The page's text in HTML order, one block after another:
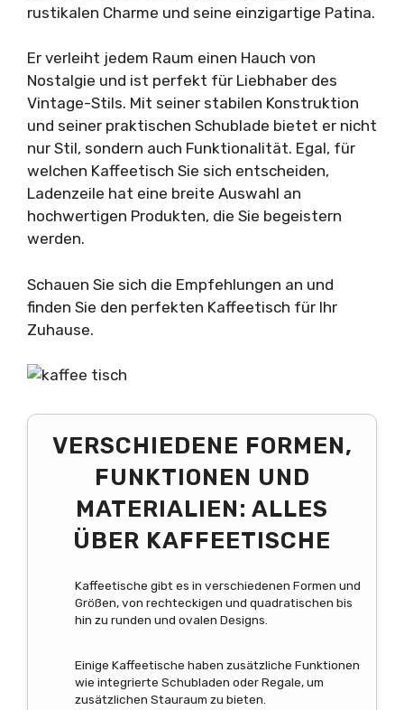
rustikalen Charme und seine einzigartige Patina.
Er verleiht jedem Raum einen Hauch von
Nostalgie und ist perfekt für Liebhaber des
Vintage-Stils. Mit seiner stabilen Konstruktion
und seiner praktischen Schublade bietet er nicht
nur Stil, sondern auch Funktionalität. Egal, für
welchen Kaffeetisch Sie sich entscheiden,
Ladenzeile hat eine breite Auswahl an
hochwertigen Produkten, die Sie begeistern
werden.
Schauen Sie sich die Empfehlungen an und
finden Sie den perfekten Kaffeetisch für Ihr
Zuhause.
VERSCHIEDENE FORMEN,
FUNKTIONEN UND
MATERIALIEN: ALLES
ÜBER KAFFEETISCHE
Kaffeetische gibt es in verschiedenen Formen und
Größen, von rechteckigen und quadratischen bis
hin zu runden und ovalen Designs.
Einige Kaffeetische haben zusätzliche Funktionen
wie integrierte Schubladen oder Regale, um
zusätzlichen Stauraum zu bieten.